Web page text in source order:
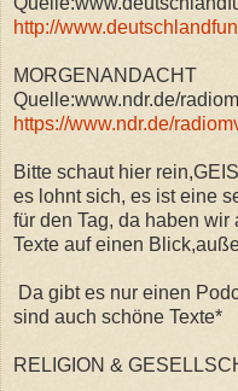
http://
MORGENANDACHT
Quelle:www.ndr.de/
https://www.ndr.de/
Bitte schaut hier
es lohnt sich, es ist eine
für den Tag, da haben
Texte auf einen
Da gibt es nur einen
sind auch schöne Texte*
RELIGION &